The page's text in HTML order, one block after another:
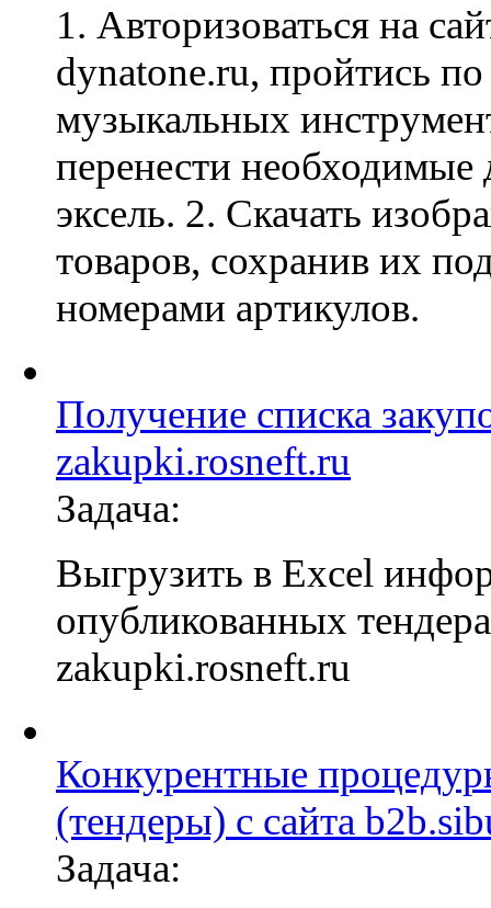
1. Авторизоваться на
dynatone.ru, пройтись по
музыкальных
перенести необходимые
эксель. 2. Скачать
товаров, сохранив их
номерами артикулов.
Получение списка
zakupki.rosneft.ru
Задача:
Выгрузить в Excel
опубликованных
zakupki.rosneft.ru
Конкурентные
(тендеры) с сайта
Задача: